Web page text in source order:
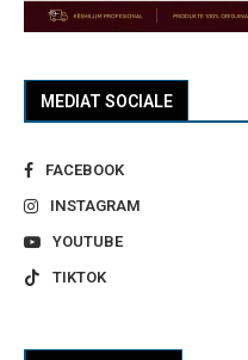
MEDIAT SOCIALE
FACEBOOK
INSTAGRAM
YOUTUBE
TIKTOK